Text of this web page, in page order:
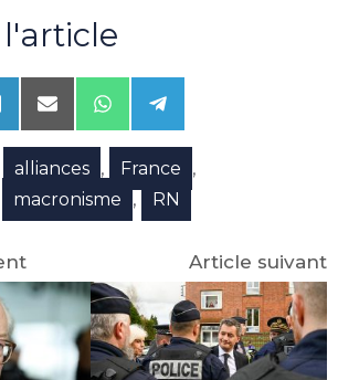
Share
on
Email
Share
on
WhatsApp
Share
on
Telegram
alliances , France ,
macronisme , RN
Article suivant